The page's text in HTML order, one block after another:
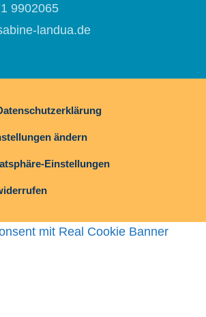
9902065
landua.de
ändern
Einstellungen
mit Real Cookie Banner